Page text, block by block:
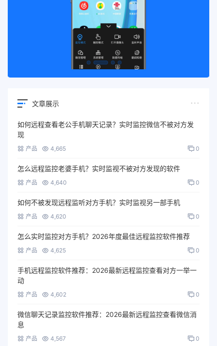
文章展示
如何远程查看老公手机聊天记录？实时监控微信不被对方发
现
产品 4,665 0
怎么远程监控老婆手机？实时监视不被对方发现的软件
产品 4,640 0
如何不被发现远程监听对方手机？实时监视另一部手机
产品 4,620 0
怎么实时监控对方手机？2026年度最佳远程监控软件推荐
产品 4,625 0
手机远程监控软件推荐：2026最新远程监控查看对方一举一
动
产品 4,602 0
微信聊天记录监控软件推荐：2026最新远程监控查看微信消
息
产品 4,567 0